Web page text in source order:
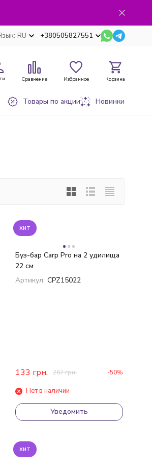
RU +380505827551
Сравнение Избранное Корзина
Товары по акции Новинки
хит
Буз-бар Carp Pro на 2 удилища
22 см
Артикул: CPZ15022
133 грн. 267грн. -50%
Нет в наличии
Уведомить
хит